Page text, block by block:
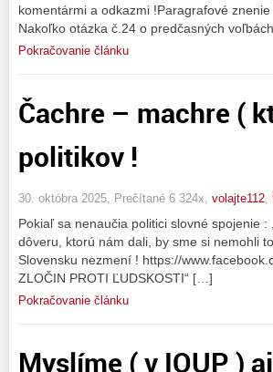
komentármi a odkazmi !Paragrafové
Nakoľko otázka č.24 o predčasných
Pokračovanie článku
Čachre – machre (
politikov !
30. októbra 2025, Prečítané 6 324x, volajte112
Pokiaľ sa nenaučia politici slovné spojenie
dôveru, ktorú nám dali, by sme si nemohli
Slovensku nezmení ! https://
ZLOČIN PROTI ĽUDSKOSTI“ […]
Pokračovanie článku
Myslíme ( v IOUP )